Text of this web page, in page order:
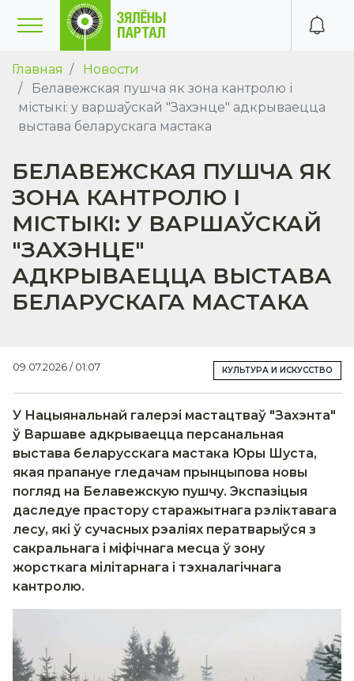
Главная
Новости
Белавежская пушча як зона кантролю і
містыкі: у варшаўскай "Захэнце" адкрываецца
выстава беларускага мастака
БЕЛАВЕЖСКАЯ ПУШЧА ЯК
ЗОНА КАНТРОЛЮ І
МІСТЫКІ: У ВАРШАЎСКАЙ
"ЗАХЭНЦЕ"
АДКРЫВАЕЦЦА ВЫСТАВА
БЕЛАРУСКАГА МАСТАКА
09.07.2026 / 01:07 КУЛЬТУРА И ИСКУССТВО
У Нацыянальнай галерэі мастацтваў "Захэнта"
ў Варшаве адкрываецца персанальная
выстава беларусскага мастака Юры Шуста,
якая прапануе гледачам прынцыпова новы
погляд на Белавежскую пушчу. Экспазіцыя
даследуе прастору старажытнага рэліктавага
лесу, які ў сучасных рэаліях ператварыўся з
сакральнага і міфічнага месца ў зону
жорсткага мілітарнага і тэхналагічнага
кантролю.